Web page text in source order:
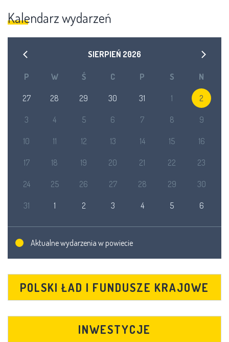
Kalendarz wydarzeń
SIERPIEŃ 2026
P W Ś C P S N
27 28 29 30 31 1 2
3 4 5 6 7 8 9
10 11 12 13 14 15 16
17 18 19 20 21 22 23
24 25 26 27 28 29 30
31 1 2 3 4 5 6
Aktualne wydarzenia w powiecie
POLSKI ŁAD I FUNDUSZE KRAJOWE
INWESTYCJE